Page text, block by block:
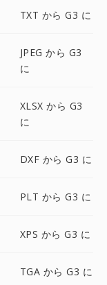
TXT から G3 に
JPEG から G3
に
XLSX から G3
に
DXF から G3 に
PLT から G3 に
XPS から G3 に
TGA から G3 に